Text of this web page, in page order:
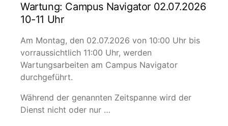
Wartung: Campus Navigator 02.07.2026
10-11 Uhr
Am Montag, den 02.07.2026 von 10:00 Uhr bis
vorraussichtlich 11:00 Uhr, werden
Wartungsarbeiten am Campus Navigator
durchgeführt.
Während der genannten Zeitspanne wird der
Dienst nicht oder nur …